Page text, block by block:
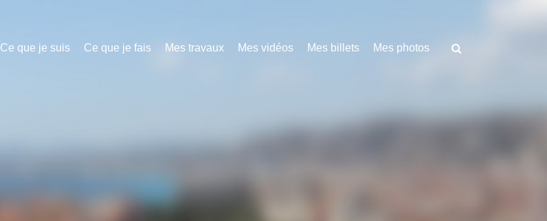
Ce que je suis Ce que je fais Mes travaux Mes vidéos Mes billets Mes photos